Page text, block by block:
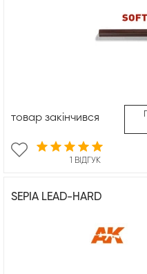
1 ВІДГУК
товар закінчився
SEPIA LEAD-HARD